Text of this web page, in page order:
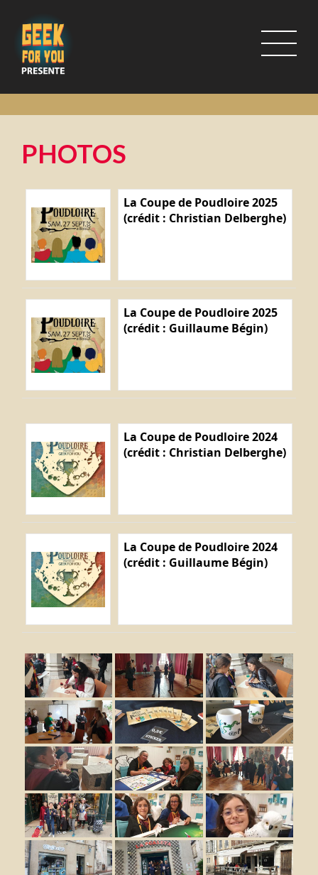
PHOTOS
La Coupe de Poudloire 2025
(crédit : Christian Delberghe)
La Coupe de Poudloire 2025
(crédit : Guillaume Bégin)
La Coupe de Poudloire 2024
(crédit : Christian Delberghe)
La Coupe de Poudloire 2024
(crédit : Guillaume Bégin)